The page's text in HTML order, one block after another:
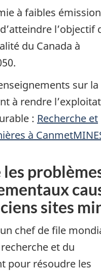
à faibles
l’objectif
du Canada à
sur la
à rendre
: Recherche et
à
les
sites
chef de file
et du
pour résoudre les